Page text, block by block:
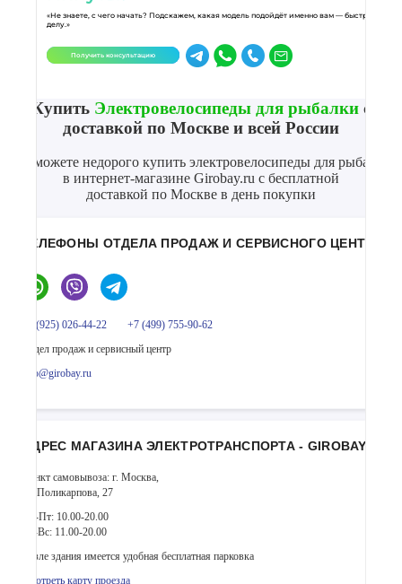
«Не знаете, с чего начать? Подскажем, какая модель подойдёт именно вам — быстро и по
делу.»
Получить консультацию
Купить Электровелосипеды для рыбалки с
доставкой по Москве и всей России
Вы можете недорого купить электровелосипеды для рыбалки
в интернет-магазине Girobay.ru с бесплатной
доставкой по Москве в день покупки
ТЕЛЕФОНЫ ОТДЕЛА ПРОДАЖ И СЕРВИСНОГО ЦЕНТРА
+7 (925) 026-44-22
+7 (499) 755-90-62
Отдел продаж и сервисный центр
info@girobay.ru
АДРЕС МАГАЗИНА ЭЛЕКТРОТРАНСПОРТА - GIROBAY
Пункт самовывоза: г. Москва,
ул. Поликарпова, 27
Пн-Пт: 10.00-20.00
Сб-Вс: 11.00-20.00
Возле здания имеется удобная бесплатная парковка
Смотреть карту проезда